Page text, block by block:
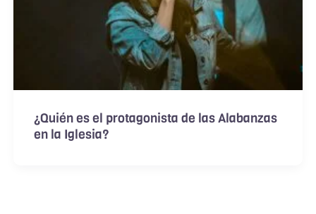
¿Quién es el protagonista de las Alabanzas
en la Iglesia?